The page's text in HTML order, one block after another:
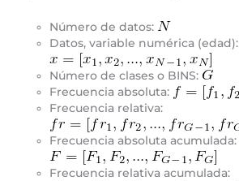
Número de datos:
Datos, variable numérica (edad):
Número de clases o BINS:
Frecuencia absoluta:
Frecuencia relativa:
Frecuencia absoluta acumulada:
Frecuencia relativa acumulada: